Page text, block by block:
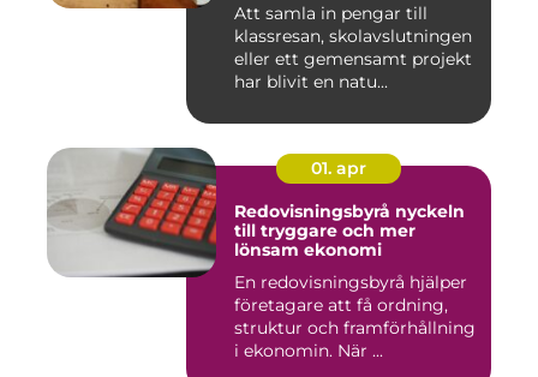
Att samla in pengar till
klassresan, skolavslutningen
eller ett gemensamt projekt
har blivit en natu...
01. apr
Redovisningsbyrå nyckeln
till tryggare och mer
lönsam ekonomi
En redovisningsbyrå hjälper
företagare att få ordning,
struktur och framförhållning
i ekonomin. När ...